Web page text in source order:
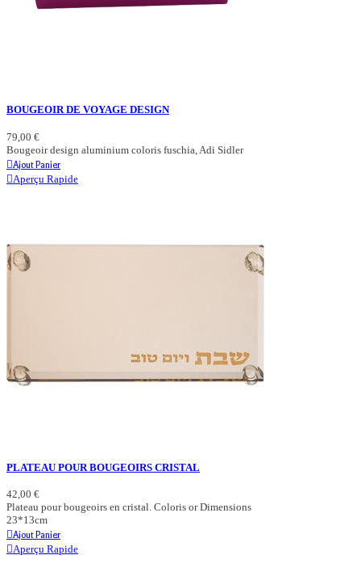
BOUGEOIR DE VOYAGE DESIGN
79,00 €
Bougeoir design aluminium coloris fuschia, Adi Sidler
Ajout Panier
Aperçu Rapide
PLATEAU POUR BOUGEOIRS CRISTAL
42,00 €
Plateau pour bougeoirs en cristal. Coloris or Dimensions
23*13cm
Ajout Panier
Aperçu Rapide